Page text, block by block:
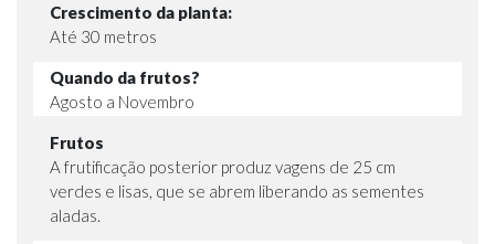
Crescimento da planta:
Até 30 metros
Quando da frutos?
Agosto a Novembro
Frutos
A frutificação posterior produz vagens de 25 cm
verdes e lisas, que se abrem liberando as sementes
aladas.